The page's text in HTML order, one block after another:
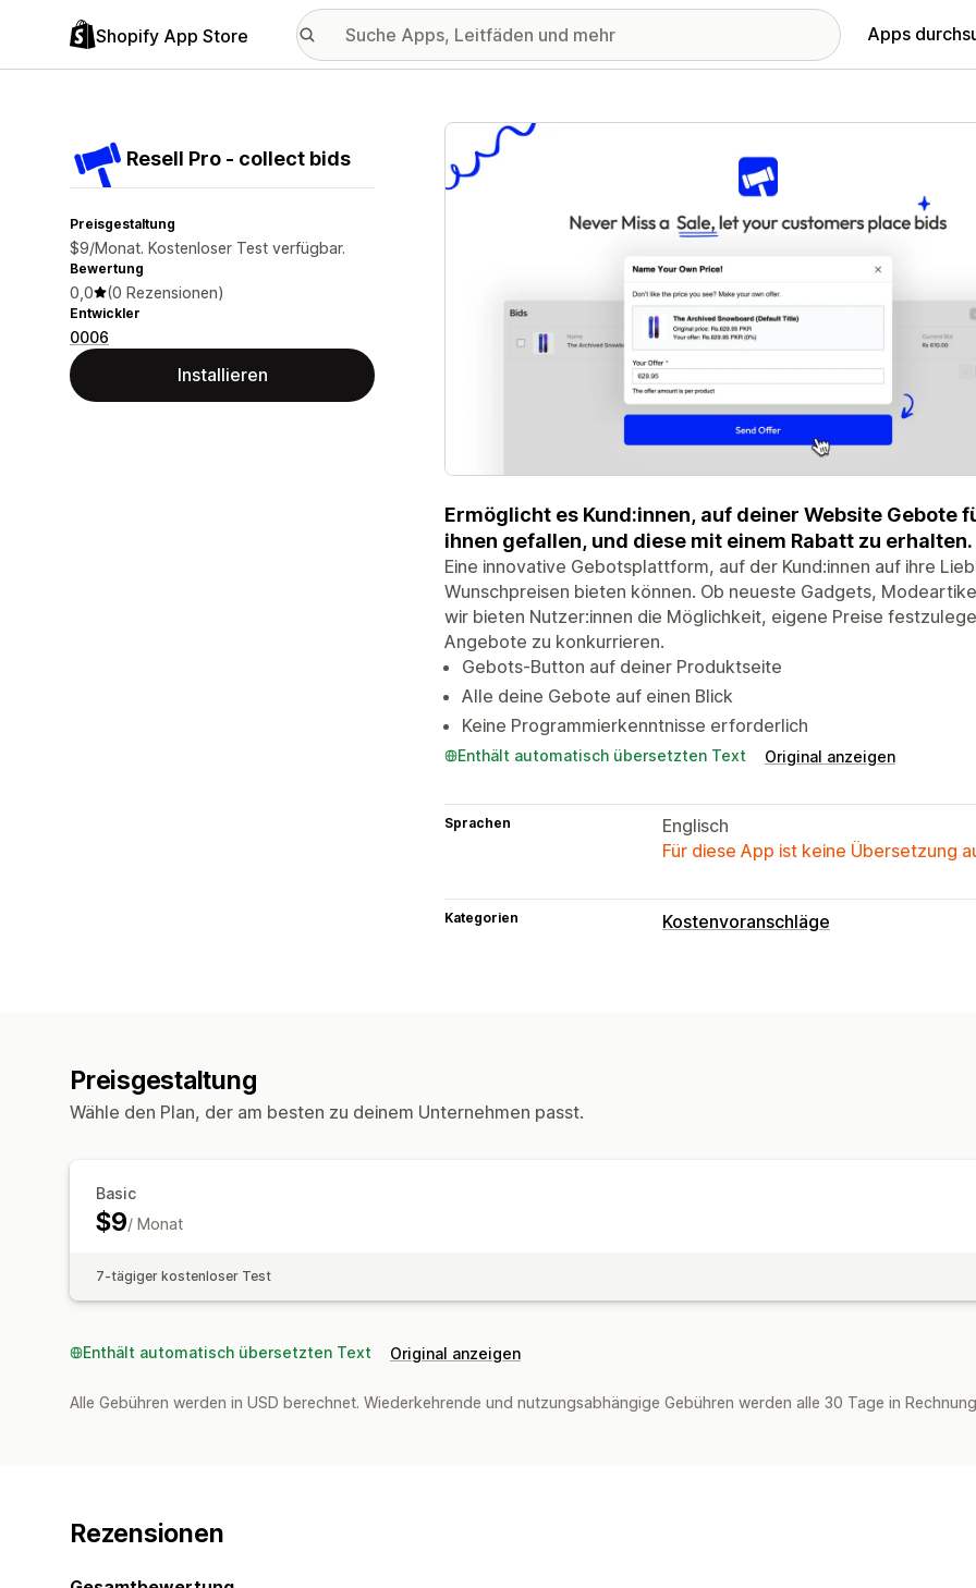
Shopify App Store Apps
Resell Pro ‑ collect bids
Preisgestaltung
$9/Monat. Kostenloser Test verfügbar.
Bewertung
0,0 (0 Rezensionen)
Entwickler
0006
Installieren
Vorgestellte Bildergalerie
Ermöglicht es Kund:innen, auf deiner Website Gebote
ihnen gefallen, und diese mit einem Rabatt zu erhalten.
Eine innovative Gebotsplattform, auf der Kund:innen auf ihre
Wunschpreisen bieten können. Ob neueste Gadgets,
wir bieten Nutzer:innen die Möglichkeit, eigene Preise
Angebote zu konkurrieren.
Gebots-Button auf deiner Produktseite
Alle deine Gebote auf einen Blick
Keine Programmierkenntnisse erforderlich
Enthält automatisch übersetzten Text Original anzeigen
Sprachen
Englisch
Für diese App ist keine Übersetzung
Kategorien Kostenvoranschläge
Preisgestaltung
Wähle den Plan, der am besten zu deinem Unternehmen passt.
Basic
$9/ Monat
7-tägiger kostenloser Test
Enthält automatisch übersetzten Text Original anzeigen
Alle Gebühren werden in USD berechnet. Wiederkehrende und nutzungsabhängige Gebühren werden alle 30 Tage in
Rezensionen